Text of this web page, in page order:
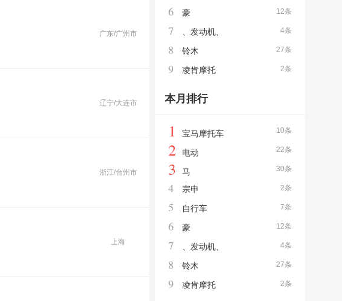
广东/广州市
辽宁/大连市
浙江/台州市
上海
12条
6 豪
4条
7 、发动机、
27条
8 铃木
2条
9 凌肯摩托
本月排行
10条
1 宝马摩托车
22条
2 电动
30条
3 马
2条
4 宗申
7条
5 自行车
12条
6 豪
4条
7 、发动机、
27条
8 铃木
2条
9 凌肯摩托